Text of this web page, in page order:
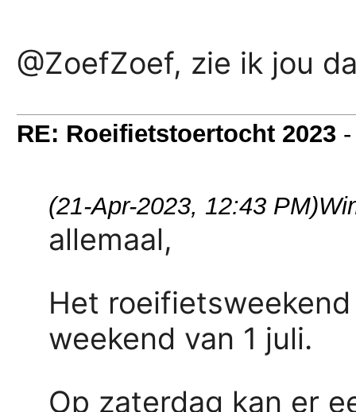
@ZoefZoef, zie ik jou
RE: Roeifietstoertocht 2023
(21-Apr-2023, 12:43 PM)
allemaal,
Het
weekend van 1 juli.
Op zaterdag kan er